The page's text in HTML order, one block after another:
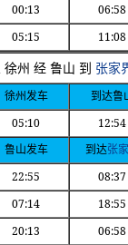
00:13
06:58
05:15 11:08
徐州 经 鲁山 到 张家
徐州发车 到达鲁
05:10 12:54
鲁山发车 到达张
22:55
08:37
07:14
18:55
20:13 06:58